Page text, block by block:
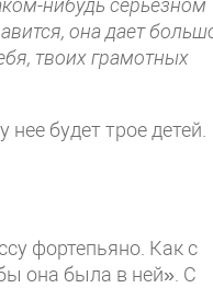
нибудь серьезном
она дает
твоих грамотных
будет трое детей.
фортепьяно. Как с
она была в ней». С